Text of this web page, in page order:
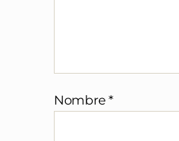
Nombre*